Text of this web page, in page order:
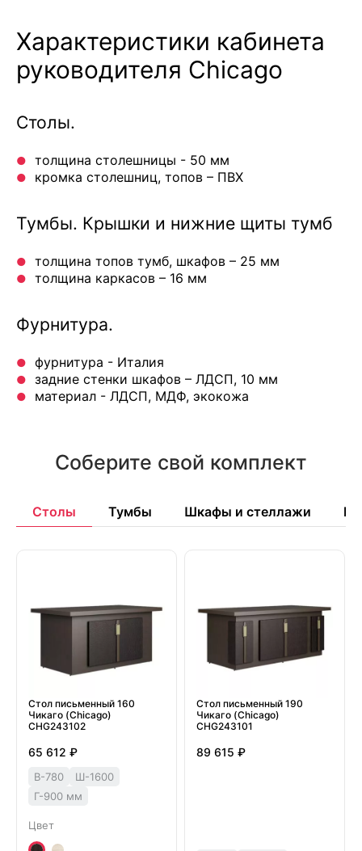
Характеристики кабинета
руководителя Chicago
Столы.
толщина столешницы - 50 мм
кромка столешниц, топов – ПВХ
Тумбы. Крышки и нижние щиты тумб
толщина топов тумб, шкафов – 25 мм
толщина каркасов – 16 мм
Фурнитура.
фурнитура - Италия
задние стенки шкафов – ЛДСП, 10 мм
материал - ЛДСП, МДФ, экокожа
Соберите свой комплект
Столы Тумбы Шкафы и стеллажи
Стол письменный 160
Чикаго (Chicago)
CHG243102
65 612 ₽
В-780
Ш-1600
Г-900 мм
Цвет
Стол письменный 190
Чикаго (Chicago)
CHG243101
89 615 ₽